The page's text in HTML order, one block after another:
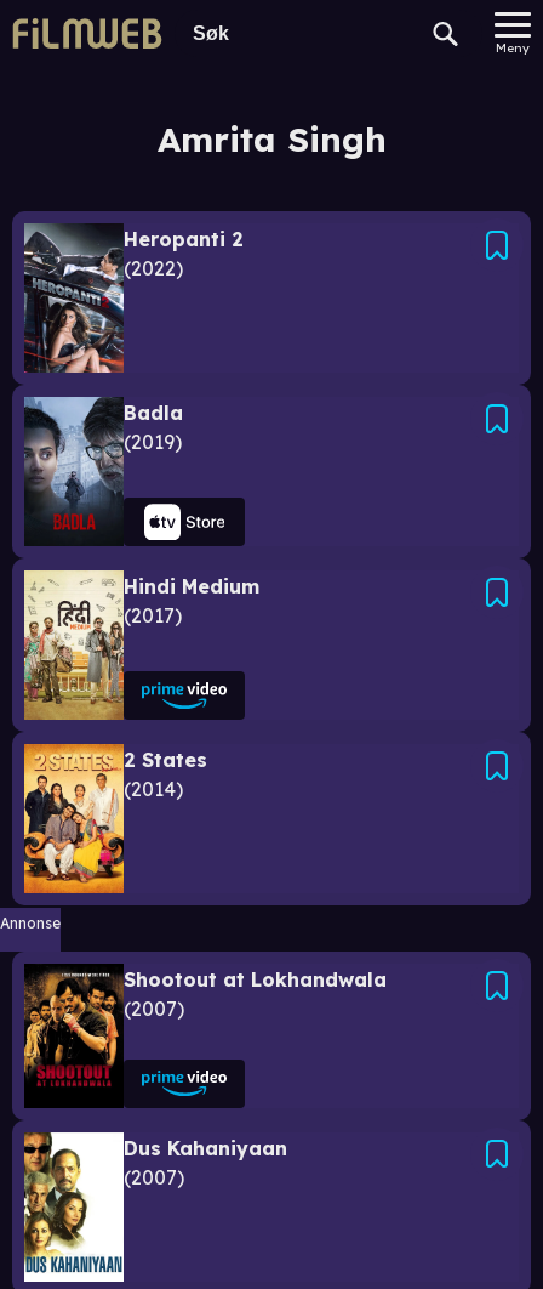
Meny
Amrita Singh
Heropanti 2
2022
Badla
2019
Hindi Medium
2017
2 States
2014
Annonse
Shootout at Lokhandwala
2007
Dus Kahaniyaan
2007